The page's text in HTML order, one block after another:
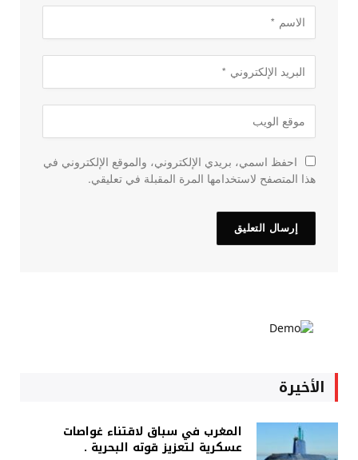
احفظ اسمي، بريدي الإلكتروني، والموقع الإلكتروني في
هذا المتصفح لاستخدامها المرة المقبلة في تعليقي.
الأخيرة
المغرب في سباق لاقتناء غواصات
عسكرية لتعزيز قوته البحرية .